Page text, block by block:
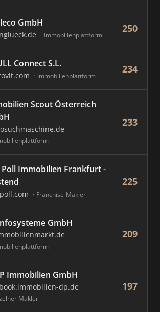
GmbH
Immobilienplattform
250
Connect S.L.
Immobilienplattform
234
Scout Österreich
233
Immobilien Frankfurt -
Franchise-Makler
225
GmbH
209
Immobilien GmbH
dp.de
Makler
197